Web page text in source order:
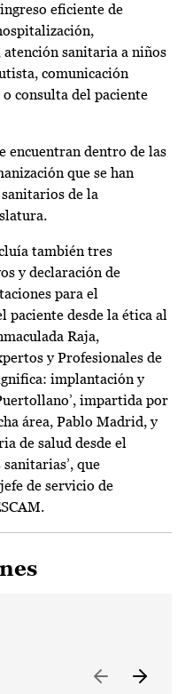
eficiente de
sanitaria a niños
comunicación
consulta del paciente
encuentran dentro de las
que se han
de la
también tres
y declaración de
para el
paciente desde la ética al
Raja,
y Profesionales de
implantación y
impartida por
área, Pablo Madrid, y
de salud desde el
que
de servicio de